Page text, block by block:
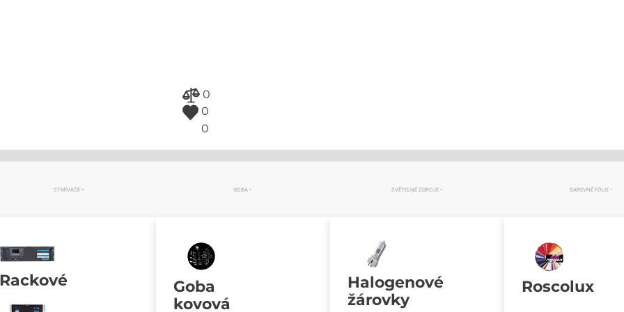
0
0
0
STMÍVAČE
Rackové
GOBA
Goba
kovová
SVĚTELNÉ ZDROJE
Halogenové
žárovky
BAREVNÉ FÓLIE
Roscolux